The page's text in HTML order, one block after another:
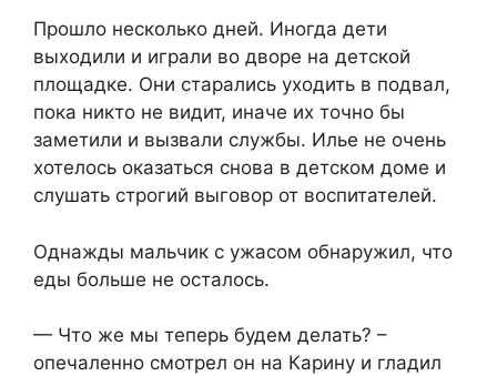
Прошло несколько дней. Иногда дети
выходили и играли во дворе на детской
площадке. Они старались уходить в подвал,
пока никто не видит, иначе их точно бы
заметили и вызвали службы. Илье не очень
хотелось оказаться снова в детском доме и
слушать строгий выговор от воспитателей.
Однажды мальчик с ужасом обнаружил, что
еды больше не осталось.
— Что же мы теперь будем делать? –
опечаленно смотрел он на Карину и гладил